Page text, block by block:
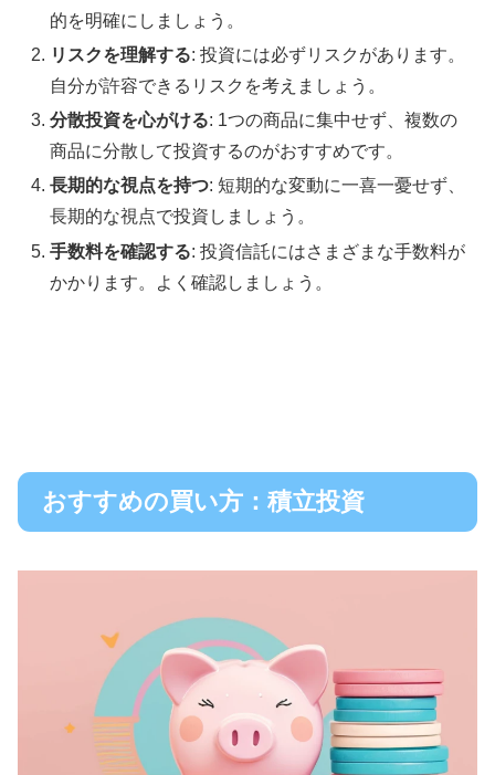
的を明確にしましょう。
リスクを理解する: 投資には必ずリスクがあります。
自分が許容できるリスクを考えましょう 。
分散投資を心がける: 1つの商品に集中せず、複数の
商品に分散して投資するのがおすすめです。
長期的な視点を持つ: 短期的な変動に一喜一憂せず、
長期的な視点で投資しましょう。
手数料を確認する: 投資信託にはさまざまな手数料が
かかります。よく確認しましょう 。
おすすめの買い方：積立投資